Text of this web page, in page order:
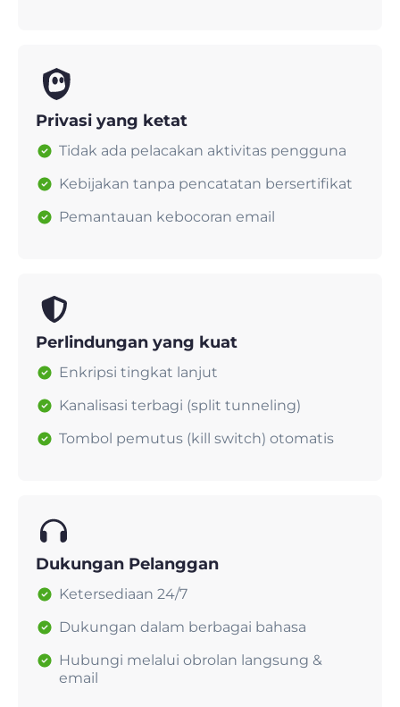
Privasi yang ketat
Tidak ada pelacakan aktivitas pengguna
Kebijakan tanpa pencatatan bersertifikat
Pemantauan kebocoran email
Perlindungan yang kuat
Enkripsi tingkat lanjut
Kanalisasi terbagi (split tunneling)
Tombol pemutus (kill switch) otomatis
Dukungan Pelanggan
Ketersediaan 24/7
Dukungan dalam berbagai bahasa
Hubungi melalui obrolan langsung &
email